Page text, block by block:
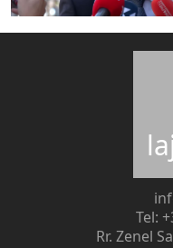
Tel:
Rr. Zenel